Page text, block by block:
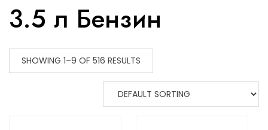
3.5 л Бензин
SHOWING 1–9 OF 516 RESULTS